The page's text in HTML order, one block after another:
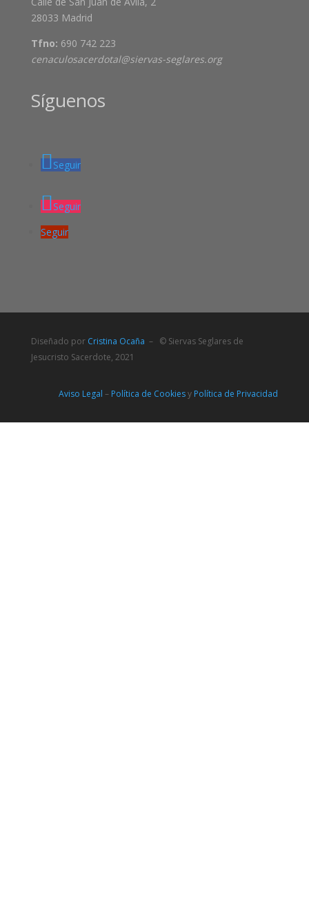
28033 Madrid
Tfno: 690 742 223
cenaculosacerdotal@siervas-seglares.org
Síguenos
Seguir
Seguir
Seguir
Diseñado por Cristina Ocaña – © Siervas Seglares de
Jesucristo Sacerdote, 2021
Aviso Legal – Política de Cookiesy Política de Privacidad